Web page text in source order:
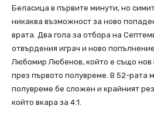
Беласица в първите минути, но
никаква възможност за ново
врата. Два гола за отбора на
отвърдения играч и ново
Любомир Любенов, който е също нов
през първото полувреме. В 52-рата
полувреме бе сложен и крайният
който вкара за 4:1.